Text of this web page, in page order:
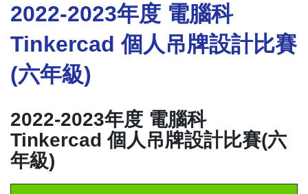
2022-2023年度 電腦科
Tinkercad 個人吊牌設計比賽
(六年級)
2022-2023年度 電腦科
Tinkercad 個人吊牌設計比賽(六
年級)